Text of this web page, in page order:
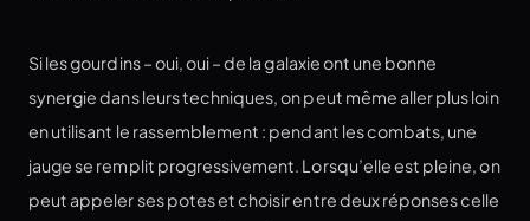
Si les gourdins – oui, oui – de la galaxie ont une bonne
synergie dans leurs techniques, on peut même aller plus loin
en utilisant le rassemblement : pendant les combats, une
jauge se remplit progressivement. Lorsqu’elle est pleine, on
peut appeler ses potes et choisir entre deux réponses celle